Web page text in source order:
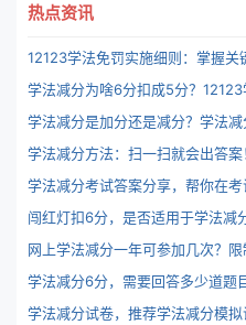
热点资讯
12123学法免罚实施细则：掌握关
学法减分是加分还是减分？学法
学法减分方法：扫一扫就会出答案
学法减分考试答案分享，帮你在
闯红灯扣6分，是否适用于学法减
网上学法减分一年可参加几次？限
学法减分6分，需要回答多少道题
学法减分试卷，推荐学法减分模拟